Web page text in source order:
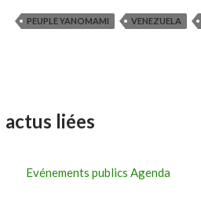
PEUPLE YANOMAMI VENEZUELA
actus liées
Evénements publics Agenda